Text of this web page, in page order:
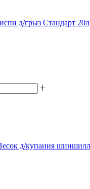
д/грыз Стандарт 20л